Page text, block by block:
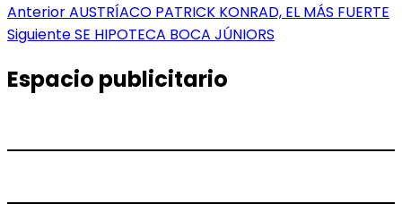
Navegación
de
entradas
AnteriorEntrada
anterior:
AUSTRÍACO PATRICK KONRAD, EL MÁS FUERTE
SiguienteEntrada
SE HIPOTECA BOCA JÚNIORS
Espacio publicitario